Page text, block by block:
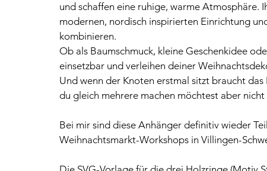
und schaffen eine ruhige, warme Atmosphäre.
modernen, nordisch inspirierten Einrichtung
kombinieren.
Ob als Baumschmuck, kleine Geschenkidee
einsetzbar und verleihen deiner
Und wenn der Knoten erstmal sitzt braucht
du gleich mehrere machen möchtest aber nicht
Bei mir sind diese Anhänger definitiv wieder
Weihnachtsmarkt-Workshops in Villingen-